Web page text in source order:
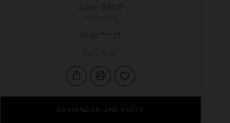
Julien BACO
06.82.**.**.73
DEMANDER UNE VISITE